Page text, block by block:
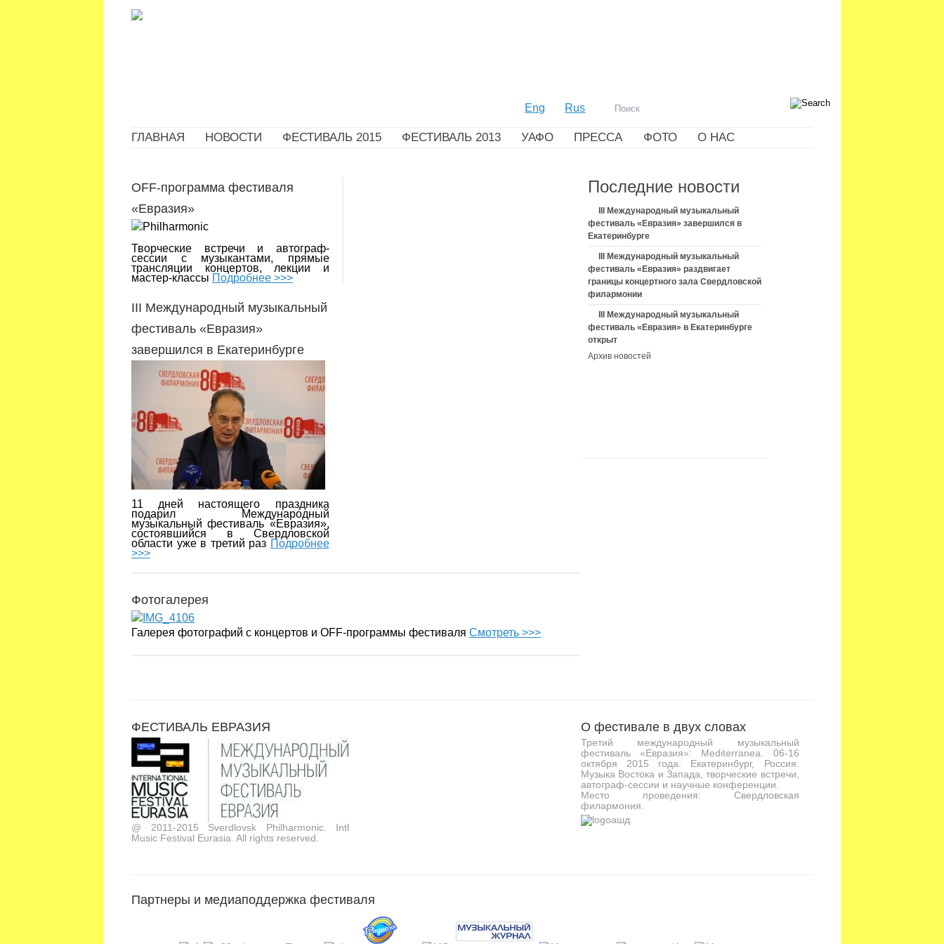
Eng Rus
ГЛАВНАЯ НОВОСТИ ФЕСТИВАЛЬ 2015 ФЕСТИВАЛЬ 2013 УАФО ПРЕССА ФОТО О НАС
OFF-программа фестиваля
«Евразия»
Творческие встречи и автограф-
сессии с музыкантами, прямые
трансляции концертов, лекции и
мастер-классы Подробнее >>>
III Международный музыкальный
фестиваль «Евразия»
завершился в Екатеринбурге
11 дней настоящего праздника
подарил Международный
музыкальный фестиваль «Евразия»,
состоявшийся в Свердловской
области уже в третий раз Подробнее
>>>
Фотогалерея
Галерея фотографий с концертов и OFF-программы фестиваля Смотреть >>>
Последние новости
III Международный музыкальный
фестиваль «Евразия» завершился в
Екатеринбурге
III Международный музыкальный
фестиваль «Евразия» раздвигает
границы концертного зала Свердловской
филармонии
III Международный музыкальный
фестиваль «Евразия» в Екатеринбурге
открыт
Архив новостей
ФЕСТИВАЛЬ ЕВРАЗИЯ
@ 2011-2015 Sverdlovsk Philharmonic. Intl
Music Festival Eurasia. All rights reserved.
О фестивале в двух словах
Третий международный музыкальный
фестиваль «Евразия»: Mediterranea. 06-16
октября 2015 года. Екатеринбург, Россия.
Музыка Востока и Запада, творческие встречи,
автограф-сессии и научные конференции.
Место проведения: Свердловская
филармония.
Партнеры и медиаподдержка фестиваля